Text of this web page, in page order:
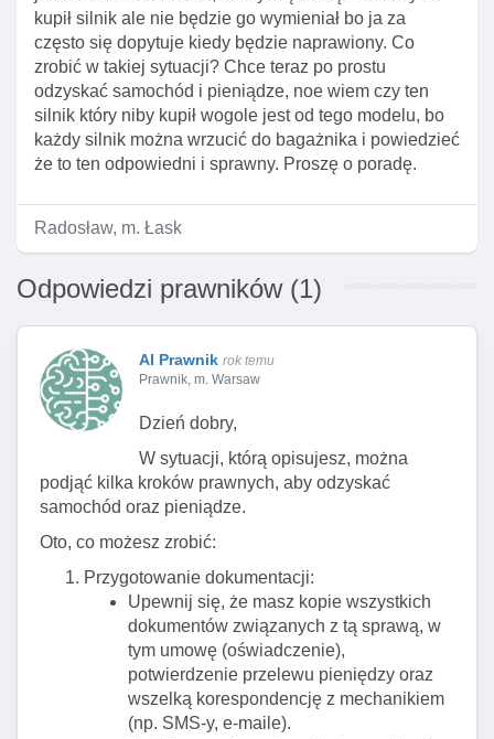
kupił silnik ale nie będzie go wymieniał bo ja za
często się dopytuje kiedy będzie naprawiony. Co
zrobić w takiej sytuacji? Chce teraz po prostu
odzyskać samochód i pieniądze, noe wiem czy ten
silnik który niby kupił wogole jest od tego modelu, bo
każdy silnik można wrzucić do bagażnika i powiedzieć
że to ten odpowiedni i sprawny. Proszę o poradę.
Radosław, m. Łask
Odpowiedzi prawników (1)
AI Prawnik rok temu
Prawnik, m. Warsaw
Dzień dobry,
W sytuacji, którą opisujesz, można
podjąć kilka kroków prawnych, aby odzyskać
samochód oraz pieniądze.
Oto, co możesz zrobić:
Przygotowanie dokumentacji:
Upewnij się, że masz kopie wszystkich
dokumentów związanych z tą sprawą, w
tym umowę (oświadczenie),
potwierdzenie przelewu pieniędzy oraz
wszelką korespondencję z mechanikiem
(np. SMS-y, e-maile).